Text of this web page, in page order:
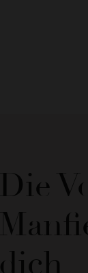
Die
dich